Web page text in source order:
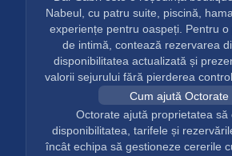
Nabeul, cu patru suite, piscină,
experiențe pentru oaspeți. Pentru
de intimă, contează rezervarea
disponibilitatea actualizată și
valorii sejurului fără pierderea
Cum ajută Octorate
Octorate ajută proprietatea să
disponibilitatea, tarifele și
încât echipa să gestioneze cererile